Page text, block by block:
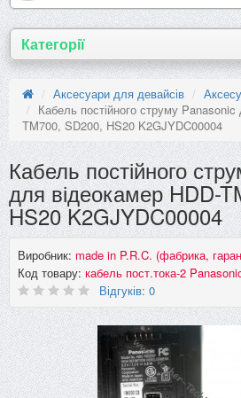
Категорії
Аксесуари для девайсів
Кабель постійного струму
TM700, SD200, HS20 K2GJYDC00004
Кабель постійного
для відеокамер HDD-
HS20 K2GJYDC00004
Виробник: made in P.R.C. (фабрика,
Код товару: кабель пост.тока-2
Відгуків: 0